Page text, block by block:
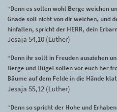
“Denn es sollen wohl Berge weichen
Gnade soll nicht von dir weichen, und
hinfallen, spricht der HERR, dein
Jesaja 54,10 (Luther)
“Denn ihr sollt in Freuden ausziehen
Berge und Hügel sollen vor euch her
Bäume auf dem Felde in die Hände
Jesaja 55,12 (Luther)
“Denn so spricht der Hohe und